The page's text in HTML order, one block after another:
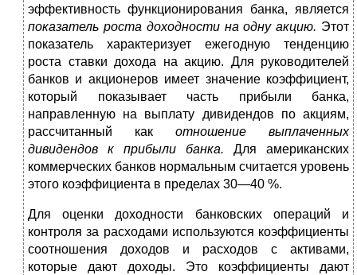
эффективность функционирования банка, является
показатель роста доходности на одну акцию. Этот
показатель харак­теризует ежегодную тенденцию
роста ставки дохода на ак­цию. Для руководителей
банков и акционеров имеет значе­ние коэффициент,
который показывает часть прибыли бан­ка,
направленную на выплату дивидендов по акциям,
рас­считанный как отношение выплаченных
дивидендов к при­были банка. Для американских
коммерческих банков нор­мальным считается уровень
этого коэффициента в преде­лах 30—40 %.
Для оценки доходности банковских операций и
контро­ля за расходами используются коэффициенты
соотноше­ния доходов и расходов с активами,
которые дают доходы. Это коэффициенты дают